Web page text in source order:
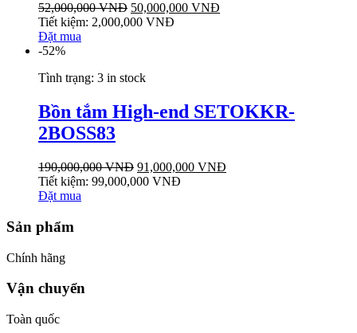
52,000,000VNĐ 50,000,000 VNĐ
Tiết kiệm: 2,000,000 VNĐ
Đặt mua
-52%
Tình trạng: 3 in stock
Bồn tắm High-end SETOKKR-
2BOSS83
190,000,000VNĐ 91,000,000 VNĐ
Tiết kiệm: 99,000,000 VNĐ
Đặt mua
Sản phẩm
Chính hãng
Vận chuyển
Toàn quốc